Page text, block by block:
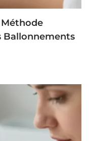
Méthode
Ballonnements